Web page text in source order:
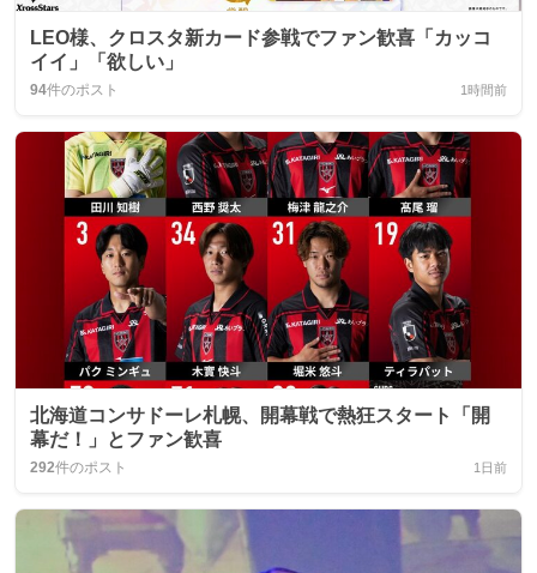
LEO様、クロスタ新カード参戦でファン歓喜「カッコ
イイ」「欲しい」
94件のポスト 1時間前
北海道コンサドーレ札幌、開幕戦で熱狂スタート「開
幕だ！」とファン歓喜
292件のポスト 1日前